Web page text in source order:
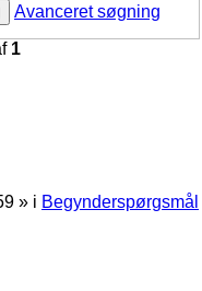
Avanceret søgning
1
» i Begynderspørgsmål